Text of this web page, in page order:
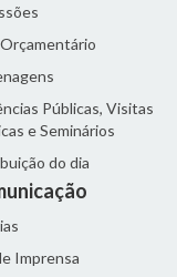
Públicas, Visitas
e Seminários
do dia
Imprensa